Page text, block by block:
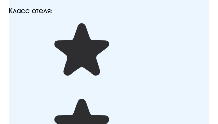
Класс отеля: